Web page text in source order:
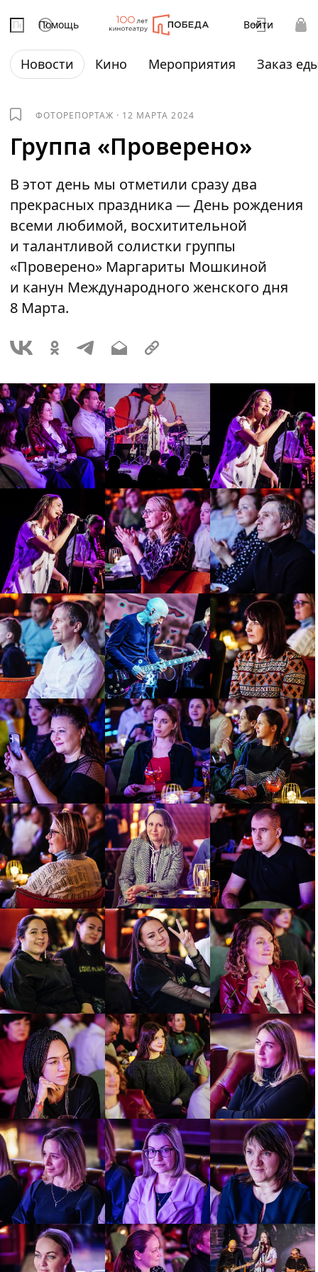
Помощь Войти
Новости Кино Мероприятия Заказ
ФОТОРЕПОРТАЖ · 12 МАРТА 2024
Группа «Проверено»
В этот день мы отметили сразу два
прекрасных праздника — День рождения
всеми любимой, восхитительной
и талантливой солистки группы
«Проверено» Маргариты Мошкиной
и канун Международного женского дня
8 Марта.